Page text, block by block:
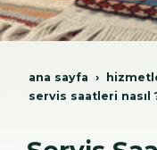
ana sayfa
servis saatleri nasıl